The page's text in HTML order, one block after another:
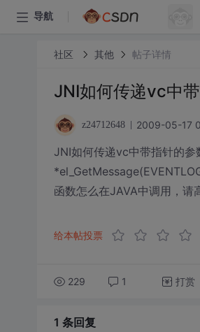
导航
社区 其他 帖子详情
JNI如何传递vc中
z24712648 2009-05-17
JNI如何传递vc中带指针的
函数怎么在JAVA中调用，请
给本帖投票
229 1 打赏
1 条回复